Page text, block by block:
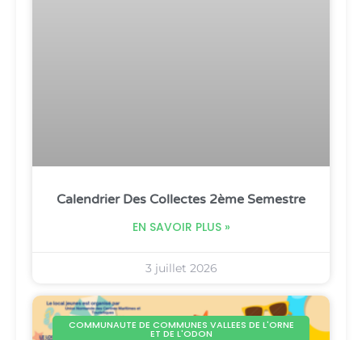
Calendrier Des Collectes 2ème Semestre
EN SAVOIR PLUS »
3 juillet 2026
COMMUNAUTE DE COMMUNES VALLEES DE L'ORNE
ET DE L'ODON